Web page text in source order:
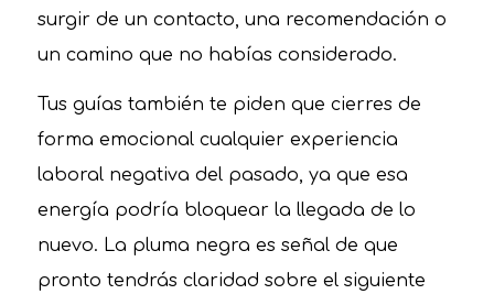
surgir de un contacto, una recomendación o
un camino que no habías considerado.
Tus guías también te piden que cierres de
forma emocional cualquier experiencia
laboral negativa del pasado, ya que esa
energía podría bloquear la llegada de lo
nuevo. La pluma negra es señal de que
pronto tendrás claridad sobre el siguiente